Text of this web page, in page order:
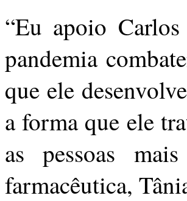
“Eu apoio
pandemia
que ele
a forma que ele
as pessoas
farmacêutica,